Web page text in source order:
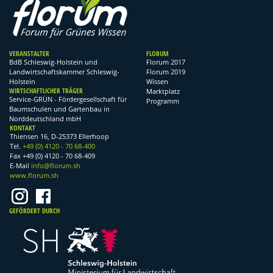
VERANSTALTER
BdB Schleswig-Holstein und
Landwirtschaftskammer Schleswig-
Holstein
WIRTSCHAFTLICHER TRÄGER
Service-GRÜN - Fördergesellschaft für
Baumschulen und Gartenbau in
Norddeutschland mbH
FLORUM
Florum 2017
Florum 2019
Wissen
Marktplatz
Programm
KONTAKT
Thiensen 16, D-25373 Ellerhoop
Tel. +49 (0) 4120 - 70 68-400
Fax +49 (0) 4120 - 70 68-409
E-Mail info@florum.sh
www.florum.sh
GEFÖRDERT DURCH